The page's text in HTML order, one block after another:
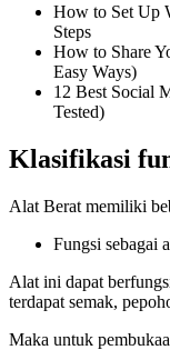
How to Set Up
Steps
How to Share
Easy Ways)
12 Best Social
Tested)
Klasifikasi
Alat Berat memiliki
Fungsi sebagai
Alat ini dapat
terdapat semak,
Maka untuk